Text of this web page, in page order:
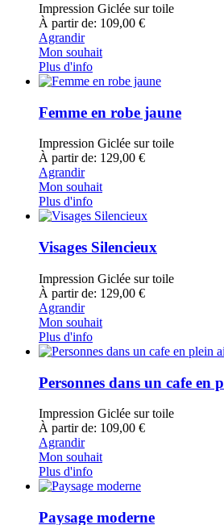
Impression Giclée sur toile
À partir de: 109,00 €
Agrandir
Mon souhait
Plus d'info
Femme en robe jaune
Impression Giclée sur toile
À partir de: 129,00 €
Agrandir
Mon souhait
Plus d'info
Visages Silencieux
Impression Giclée sur toile
À partir de: 129,00 €
Agrandir
Mon souhait
Plus d'info
Personnes dans un cafe en
Impression Giclée sur toile
À partir de: 109,00 €
Agrandir
Mon souhait
Plus d'info
Paysage moderne